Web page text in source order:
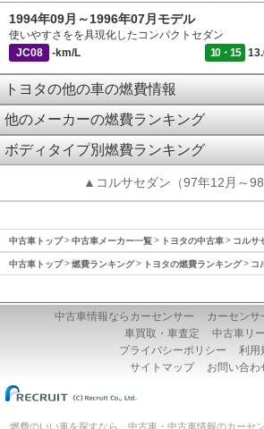
1994年09月～1996年07月モデル
使いやすさをを具現化したコンパクトセダン
JC08
-km/L 10・15
トヨタの他の車の燃費情報
他のメーカーの燃費ランキング
ボディタイプ別燃費ランキング
▲コルサセダン（97年12月～
中古車トップ 中古車メーカー一覧 トヨタの中古車 コルサ
中古車トップ 燃費ランキング トヨタの燃費ランキング コ
中古車情報ならカーセンサー
カーセンサ
車買取・車査定
中古車リ
プライバシーポリシー
利用
サイトマップ
お問い合わ
燃費のいい車を探すなら、中古車・中古車情報のカーセ